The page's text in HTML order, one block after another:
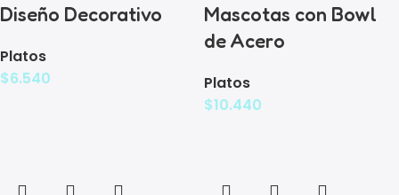
Diseño Decorativo
Platos
$6.540
Mascotas con Bowl
de Acero
Platos
$10.440